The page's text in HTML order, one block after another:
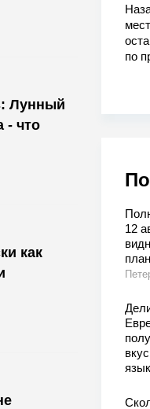
по
12
язык
Лунный
- что
как